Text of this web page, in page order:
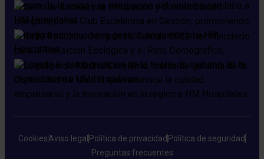
CookiesAviso legal Política de privacidad Política de seguridad
Preguntas frecuentes